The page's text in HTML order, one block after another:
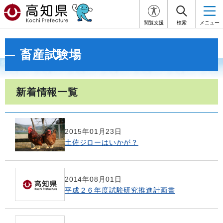
閲覧支援 検索 メニュー
畜産試験場
新着情報一覧
2015年01月23日
土佐ジローはいかが？
2014年08月01日
平成２６年度試験研究推進計画書